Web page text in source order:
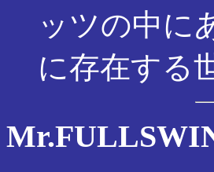
ッツの中に
に存在する